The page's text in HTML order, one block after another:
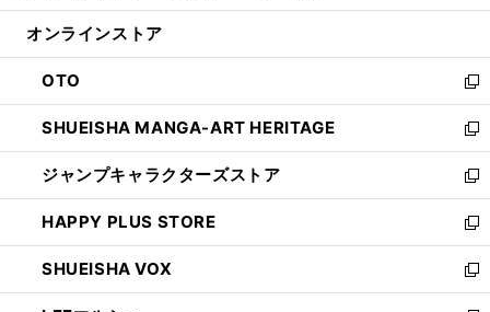
開
ン
ウ
で
開
く
ウ
ン
ド
ウ
で
開
く
オンラインストア
OTO
新
し
い
ウ
ィ
ン
ド
ウ
で
開
SHUEISHA MANGA-ART HERITAGE
新
し
い
ウ
ィ
ン
ド
ウ
ジャンプキャラクターズストア
新
し
い
ウ
ィ
ン
HAPPY PLUS STORE
新
し
い
ウ
SHUEISHA VOX
新
し